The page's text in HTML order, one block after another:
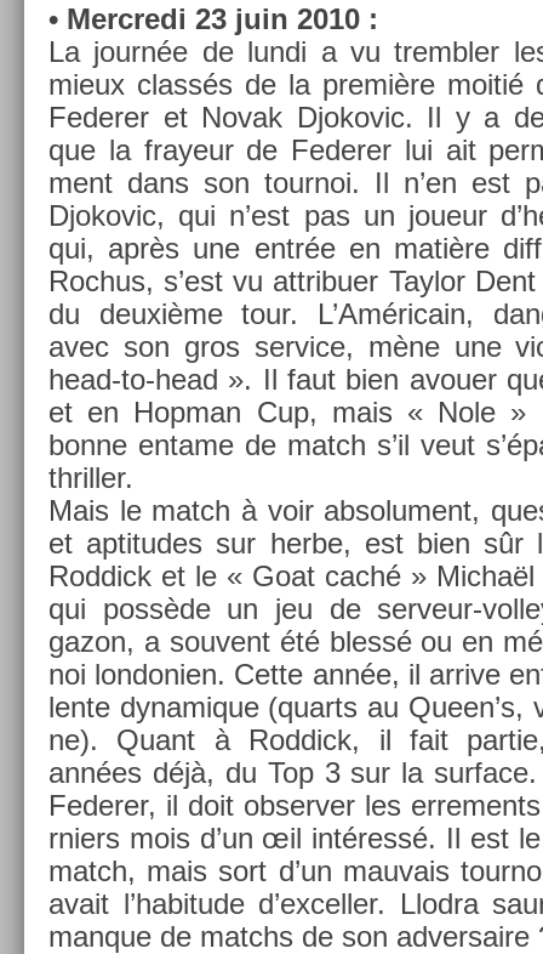
• Mercredi 23 juin 2010 :
La journée de lundi a vu trembl­er
mieux classés de la première moitié
Feder­er et Novak Djokovic. Il y a
que la frayeur de Feder­er lui ait
ment dans son tour­noi. Il n’en est
Djokovic, qui n’est pas un joueur
qui, après une entrée en matière
Roc­hus, s’est vu attribu­er Taylor
du deuxième tour. L’Américain,
avec son gros ser­vice, mène une
head-to-head ». Il faut bien avou­er
et en Hop­man Cup, mais « Nole »
bonne en­tame de match s’il veut
thrill­er.
Mais le match à voir ab­solu­ment,
et ap­titudes sur herbe, est bien sûr
Rod­dick et le « Goat caché »
qui possède un jeu de serveur-
gazon, a souvent été blessé ou en
noi lon­doni­en. Cette année, il ar­rive
lente dynamique (quarts au
ne). Quant à Rod­dick, il fait
années déjà, du Top 3 sur la
Feder­er, il doit ob­serv­er les
rni­ers mois d’un œil intéressé. Il est
match, mais sort d’un mauvais
avait l’habitude d’ex­cell­er. Llod­ra
man­que de matchs de son ad­versaire